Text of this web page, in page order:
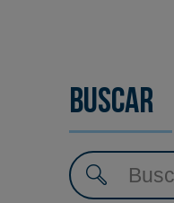
Buscar